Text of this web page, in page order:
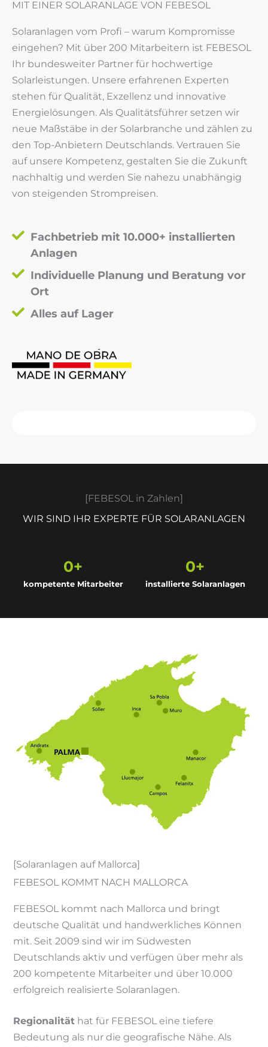
MIT EINER SOLARANLAGE VON FEBESOL
Solaranlagen vom Profi – warum Kompromisse
eingehen? Mit über 200 Mitarbeitern ist FEBESOL
Ihr bundesweiter Partner für hochwertige
Solarleistungen. Unsere erfahrenen Experten
stehen für Qualität, Exzellenz und innovative
Energielösungen. Als Qualitätsführer setzen wir
neue Maßstäbe in der Solarbranche und zählen zu
den Top-Anbietern Deutschlands. Vertrauen Sie
auf unsere Kompetenz, gestalten Sie die Zukunft
nachhaltig und werden Sie nahezu unabhängig
von steigenden Strompreisen.
Fachbetrieb mit 10.000+ installierten
Anlagen
Individuelle Planung und Beratung vor
Ort
Alles auf Lager
[FEBESOL in Zahlen]
WIR SIND IHR EXPERTE FÜR SOLARANLAGEN
kompetente Mitarbeiter
0+
installierte Solaranlagen
0+
[Solaranlagen auf Mallorca]
FEBESOL KOMMT NACH MALLORCA
FEBESOL kommt nach Mallorca und bringt
deutsche Qualität und handwerkliches Können
mit. Seit 2009 sind wir im Südwesten
Deutschlands aktiv und verfügen über mehr als
200 kompetente Mitarbeiter und über 10.000
erfolgreich realisierte Solaranlagen.
Regionalität hat für FEBESOL eine tiefere
Bedeutung als nur die geografische Nähe. Als